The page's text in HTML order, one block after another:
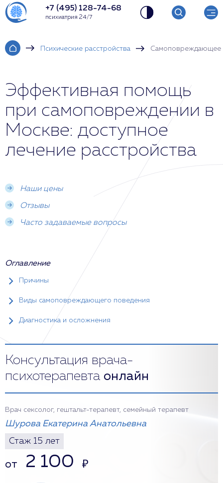
+7 (495) 128-74-68
психиатрия 24/7
Психические расстройства Самоповреждающее
Эффективная помощь
при самоповреждении в
Москве: доступное
лечение расстройства
Наши цены
Отзывы
Часто задаваемые вопросы
Оглавление
Причины
Виды самоповреждающего поведения
Диагностика и осложнения
Консультация врача-
психотерапевта онлайн
Врач сексолог, гештальт-терапевт, семейный терапевт
Шурова Екатерина Анатольевна
Стаж 15 лет
от 2 100 ₽